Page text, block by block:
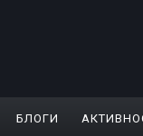
БЛОГИ